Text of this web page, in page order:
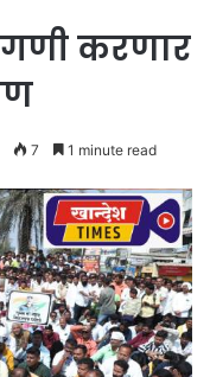
करणार
7 1 minute read